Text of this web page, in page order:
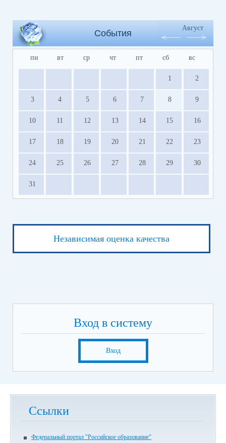
События
Август
пн вт ср чт пт сб вс
1 2
3 4 5 6 7 8 9
10 11 12 13 14 15 16
17 18 19 20 21 22 23
24 25 26 27 28 29 30
31
Независимая оценка качества
Вход в систему
Вход
Ссылки
Федеральный портал "Российское образование"